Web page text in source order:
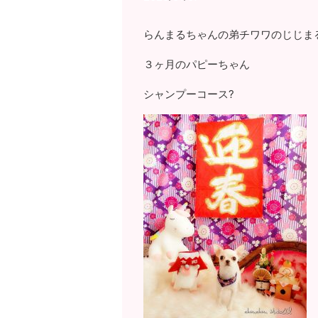
らんまるちゃんの弟チワワのじじま
３ヶ月のパピーちゃん
シャンプーコース?